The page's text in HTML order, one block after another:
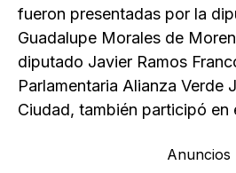
fueron presentadas por la
Guadalupe Morales de
diputado Javier Ramos
Parlamentaria Alianza Verde
Ciudad, también participó en
Anuncios